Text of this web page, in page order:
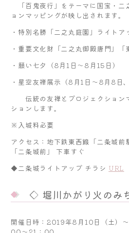
「百鬼夜行」をテーマに国宝・二
ョンマッピングが映し出されます。
・特別名勝「二之丸庭園」ライトア
・重要文化財「二之丸御殿唐門」「
・願い七夕（8月1日～8月15日）
・星空友禅展示（8月1日～8月8日
伝統の友禅とプロジェクション
ションします。
※入城料必要
アクセス：地下鉄東西線「二条城前
「二条城前」 下車すぐ
◆二条城ライトアップ チラシ URL
◇ 堀川かがり火のみ
開催日時：2019年8月10日（土）